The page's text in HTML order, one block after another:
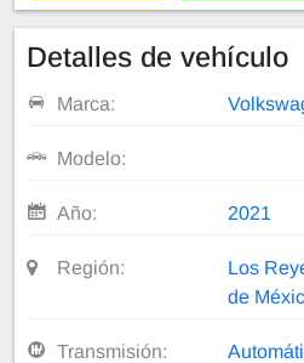
Detalles de vehículo
Marca:
Modelo:
Año: 2021
Región: Los
de
Transmisión: